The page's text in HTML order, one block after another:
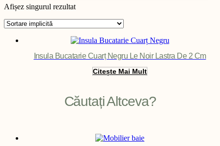
Aplicație produs
Exterior / Interior produs
Afișez singurul rezultat
Insula Bucatarie Cuarț Negru Le Noir Lastra De 2 Cm
Citește Mai Mult
Căutați Altceva?